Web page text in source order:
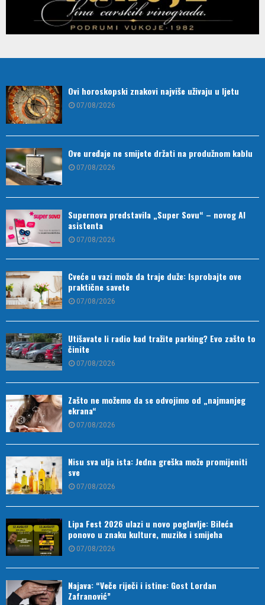
Ovi horoskopski znakovi najviše uživaju u ljetu
07/08/2026
Ove uređaje ne smijete držati na produžnom kablu
07/08/2026
Supernova predstavila „Super Sovu“ – novog AI
asistenta
07/08/2026
Cveće u vazi može da traje duže: Isprobajte ove
praktične savete
07/08/2026
Utišavate li radio kad tražite parking? Evo zašto to
činite
07/08/2026
Zašto ne možemo da se odvojimo od „najmanjeg
ekrana“
07/08/2026
Nisu sva ulja ista: Jedna greška može promijeniti
sve
07/08/2026
Lipa Fest 2026 ulazi u novo poglavlje: Bileća
ponovo u znaku kulture, muzike i smijeha
07/08/2026
Najava: “Veče riječi i istine: Gost Lordan
Zafranović”